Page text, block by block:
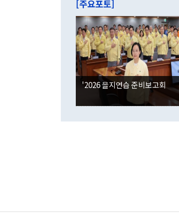
[주요포토]
'2026 을지연습 준비보고회